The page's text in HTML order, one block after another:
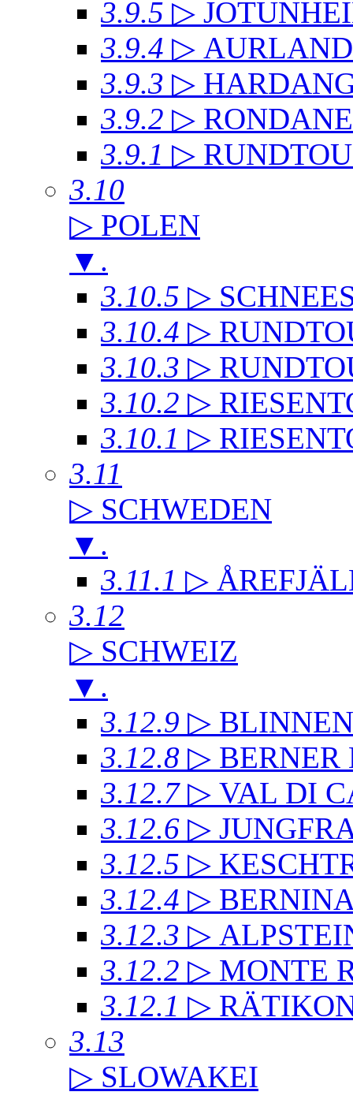
3.9.5 ▷
3.9.4 ▷
3.9.3 ▷
3.9.2 ▷
3.9.1 ▷
3.10
▷ POLEN
▼ .
3.10.5 ▷
3.10.4 ▷
3.10.3 ▷
3.10.2 ▷
3.10.1 ▷
3.11
▷ SCHWEDEN
▼ .
3.11.1 ▷
3.12
▷ SCHWEIZ
▼ .
3.12.9 ▷
3.12.8 ▷ BERNER
3.12.7 ▷ VAL DI
3.12.6 ▷
3.12.5 ▷
3.12.4 ▷
3.12.3 ▷
3.12.2 ▷ MONTE
3.12.1 ▷
3.13
▷ SLOWAKEI